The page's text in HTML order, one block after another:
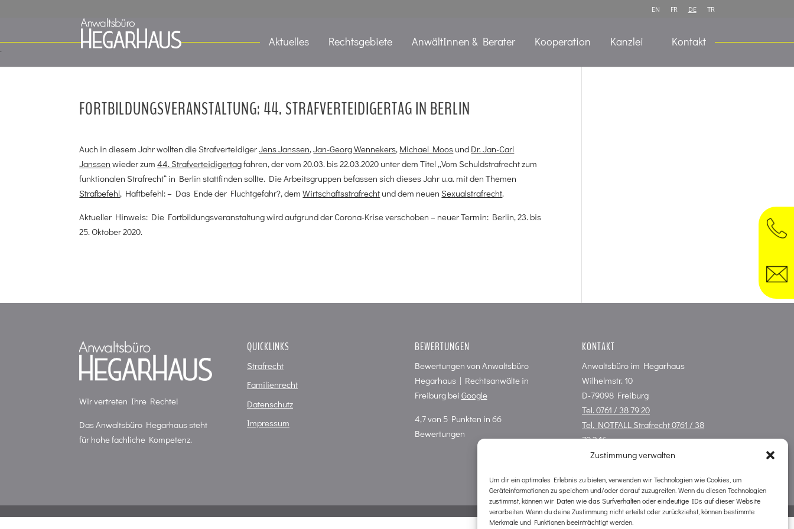
Zustimmung verwalten
Um dir ein optimales Erlebnis zu bieten, verwenden wir Technologien wie Cookies, um
Geräteinformationen zu speichern und/oder darauf zuzugreifen. Wenn du diesen Technologien
zustimmst, können wir Daten wie das Surfverhalten oder eindeutige IDs auf dieser Website
verarbeiten. Wenn du deine Zustimmung nicht erteilst oder zurückziehst, können bestimmte
Merkmale und Funktionen beeinträchtigt werden.
EN FR DE TR
Aktuelles Rechtsgebiete AnwältInnen & Berater Kooperation Kanzlei Kontakt
FORTBILDUNGSVERANSTALTUNG: 44. STRAFVERTEIDIGERTAG IN BERLIN
Auch in diesem Jahr wollten die StrafverteidigerJens Janssen,Jan-Georg Wennekers, Michael Moos und Dr. Jan-Carl
Janssen wieder zum44. Strafverteidigertagfahren, der vom 20.03. bis 22.03.2020 unter dem Titel „Vom Schuldstrafrecht zum
funktionalen Strafrecht“ in Berlin stattfinden sollte. Die Arbeitsgruppen befassen sich dieses Jahr u.a. mit den Themen
Strafbefehl, Haftbefehl: – Das Ende der Fluchtgefahr?, demWirtschaftsstrafrecht und dem neuen Sexualstrafrecht.
Aktueller Hinweis: Die Fortbildungsveranstaltung wird aufgrund der Corona-Krise verschoben – neuer Termin: Berlin, 23. bis
25. Oktober 2020.
Wir vertreten Ihre Rechte!
Das Anwaltsbüro Hegarhaus steht
für hohe fachliche Kompetenz.
QUICKLINKS
Strafrecht
Familienrecht
Datenschutz
Impressum
BEWERTUNGEN
Bewertungen von Anwaltsbüro
Hegarhaus | Rechtsanwälte in
Freiburgbei Google
4,7von 5Punkten in 66
Bewertungen
KONTAKT
Anwaltsbüro im Hegarhaus
Wilhelmstr. 10
D-79098 Freiburg
Tel. 0761 / 38 79 20
Tel. NOTFALL Strafrecht 0761 / 38
79 2 16
kanzlei@hegarhaus.de